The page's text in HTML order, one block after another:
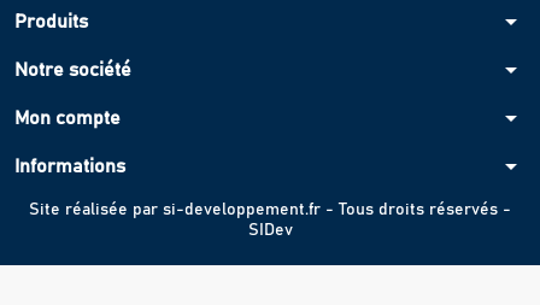
Produits arrow_drop_down
Notre société arrow_drop_down
Mon compte arrow_drop_down
Informations arrow_drop_down
Site réalisée par si-developpement.fr - Tous droits réservés -
SIDev